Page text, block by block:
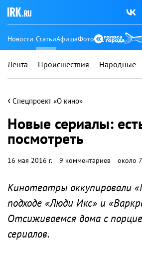
Новости СтатьиАфишаФото
Лента Происшествия Народные
‹ Спецпроект «О кино»
Новые сериалы:
посмотреть
16 мая 2016 г. 9 комментариев около
Кинотеатры оккупировали
подходе «Люди Икс» и
Отсиживаемся дома с
сериалов.